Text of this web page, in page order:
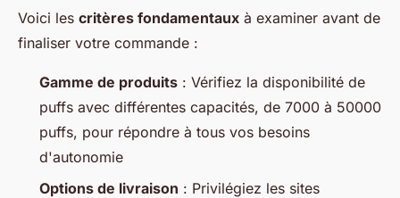
Voici les critères fondamentaux à examiner avant de
finaliser votre commande :
Gamme de produits : Vérifiez la disponibilité de
puffs avec différentes capacités, de 7000 à 50000
puffs, pour répondre à tous vos besoins
d'autonomie
Options de livraison : Privilégiez les sites